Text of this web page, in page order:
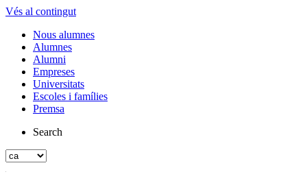
Vés al contingut
Nous alumnes
Alumnes
Alumni
Empreses
Universitats
Escoles i famílies
Premsa
Search